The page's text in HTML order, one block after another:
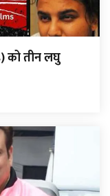
को तीन लघु